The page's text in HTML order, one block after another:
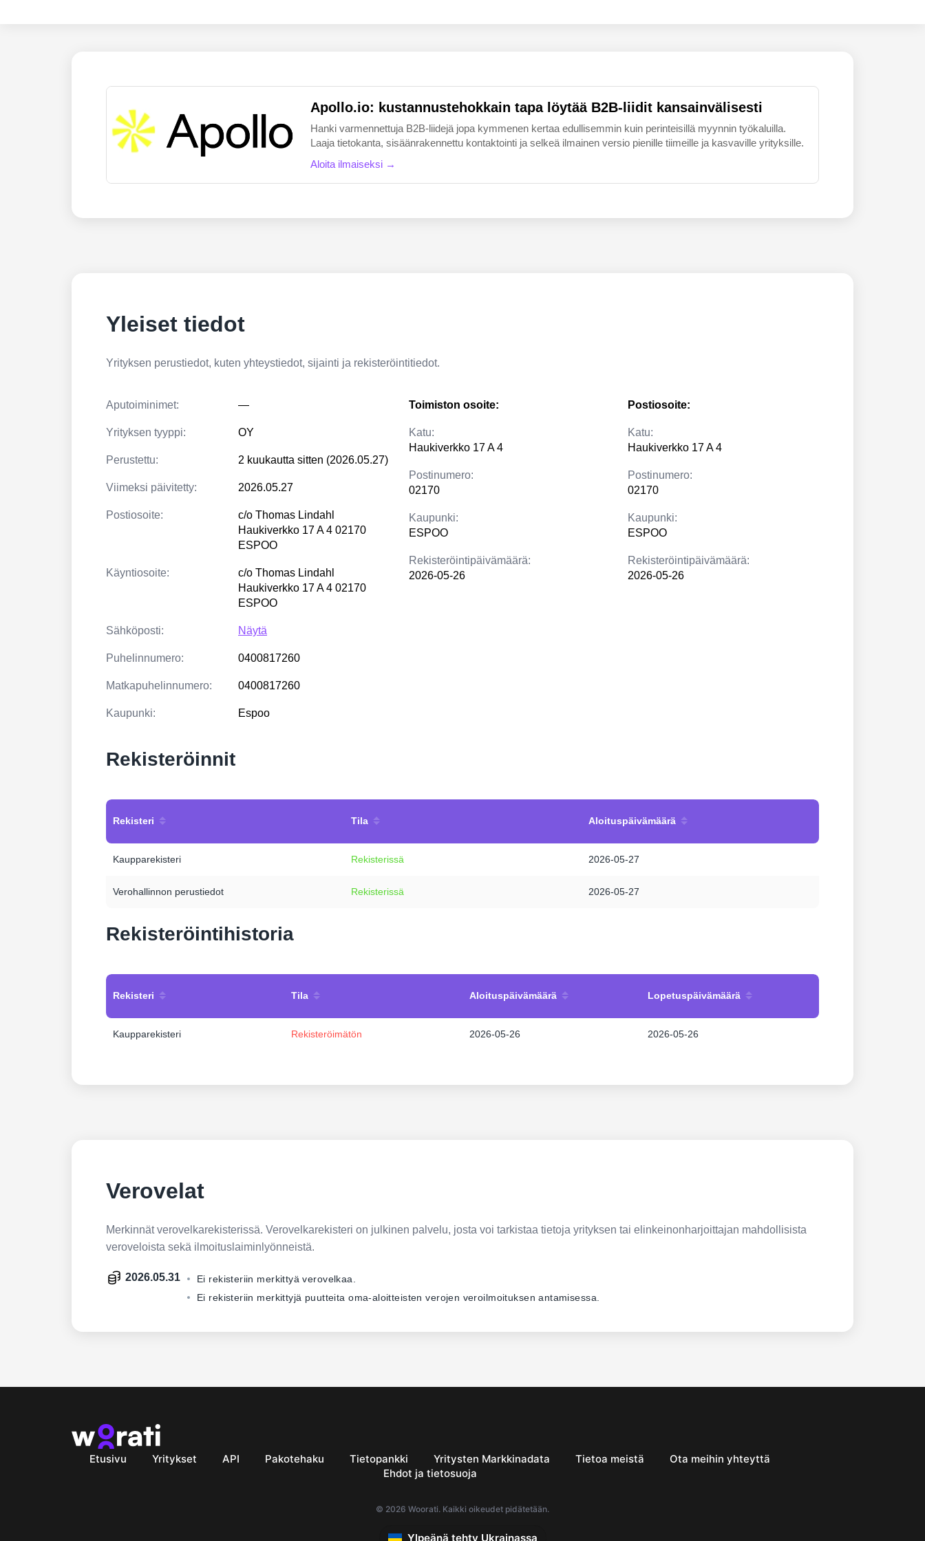
Apollo.io: kustannustehokkain tapa löytää B2B-liidit kansainvälisesti
Hanki varmennettuja B2B-liidejä jopa kymmenen kertaa edullisemmin kuin perinteisillä myynnin työkaluilla.
Laaja tietokanta, sisäänrakennettu kontaktointi ja selkeä ilmainen versio pienille tiimeille ja kasvaville yrityksille.
Aloita ilmaiseksi →
Yleiset tiedot
Yrityksen perustiedot, kuten yhteystiedot, sijainti ja rekisteröintitiedot.
Aputoiminimet: —
Yrityksen tyyppi: OY
Perustettu: 2 kuukautta sitten (2026.05.27)
Viimeksi päivitetty: 2026.05.27
Postiosoite:
c/o Thomas Lindahl
Haukiverkko 17 A 4 02170
ESPOO
Käyntiosoite:
c/o Thomas Lindahl
Haukiverkko 17 A 4 02170
ESPOO
Sähköposti: Näytä
Puhelinnumero: 0400817260
Matkapuhelinnumero: 0400817260
Kaupunki: Espoo
Toimiston osoite:
Katu:
Haukiverkko 17 A 4
Postinumero:
02170
Kaupunki:
ESPOO
Rekisteröintipäivämäärä:
2026-05-26
Postiosoite:
Katu:
Haukiverkko 17 A 4
Postinumero:
02170
Kaupunki:
ESPOO
Rekisteröintipäivämäärä:
2026-05-26
Rekisteröinnit
Rekisteri Tila Aloituspäivämäärä
Kaupparekisteri Rekisterissä 2026-05-27
Verohallinnon perustiedot Rekisterissä 2026-05-27
Rekisteröintihistoria
Rekisteri Tila Aloituspäivämäärä Lopetuspäivämäärä
Kaupparekisteri Rekisteröimätön 2026-05-26 2026-05-26
Verovelat
Merkinnät verovelkarekisterissä. Verovelkarekisteri on julkinen palvelu, josta voi tarkistaa tietoja yrityksen tai elinkeinonharjoittajan mahdollisista
veroveloista sekä ilmoituslaiminlyönneistä.
2026.05.31
Ei rekisteriin merkittyä verovelkaa.
Ei rekisteriin merkittyjä puutteita oma-aloitteisten verojen veroilmoituksen antamisessa.
Etusivu Yritykset API Pakotehaku Tietopankki Yritysten Markkinadata Tietoa meistä
Ota meihin yhteyttä
Ehdot ja tietosuoja
© 2026 Woorati. Kaikki oikeudet pidätetään.
Ylpeänä tehty Ukrainassa